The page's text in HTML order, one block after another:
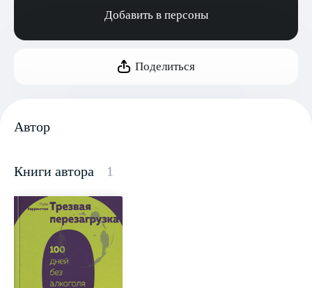
Добавить в персоны
Поделиться
Автор
Книги автора 1